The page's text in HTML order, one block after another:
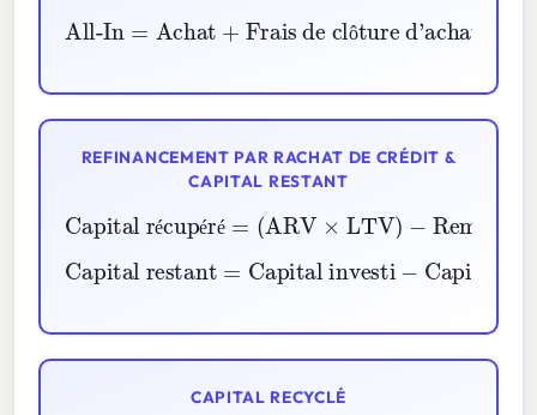
ô
All-In=Achat +
Frais de clôture d'achat+Rénovation+
Coûts de détention
REFINANCEMENT PAR RACHAT DE CRÉDIT &
CAPITAL RESTANT
é é é
Capital récupéré=(ARV×LTV
−Remboursement du prêt−
Frais de refinancement
Capital restant=
Capital investi− Capital récupéré
CAPITAL RECYCLÉ